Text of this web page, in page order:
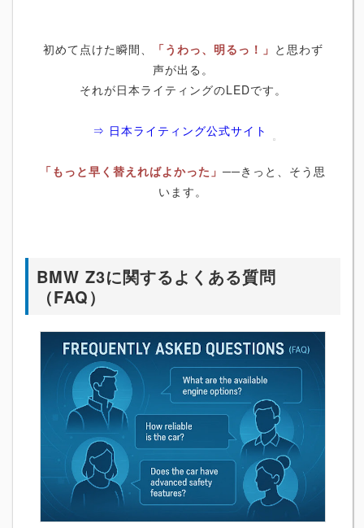
初めて点けた瞬間、 「うわっ、明るっ！」 と思わず
声が出る。
それが日本ライティングのLEDです。
⇒ 日本ライティング公式サイト
「もっと早く替えればよかった」 ──きっと、そう思
います。
BMW Z3に関するよくある質問
（FAQ）